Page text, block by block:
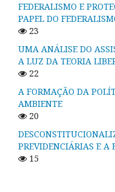
FEDERALISMO E
PAPEL DO
23
UMA ANÁLISE DO
A LUZ DA TEORIA
22
A FORMAÇÃO DA
AMBIENTE
20
PREVIDENCIÁRIAS E A
15